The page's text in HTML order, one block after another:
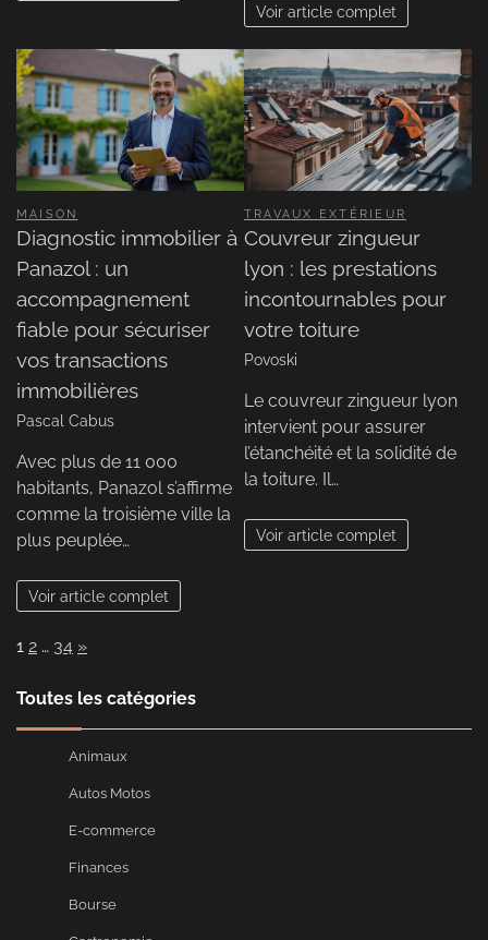
Voir article complet
MAISON
Diagnostic immobilier à
Panazol : un
accompagnement
fiable pour sécuriser
vos transactions
immobilières
Pascal Cabus
Avec plus de 11 000
habitants, Panazol s’affirme
comme la troisième ville la
plus peuplée…
Voir article complet
TRAVAUX EXTÉRIEUR
Couvreur zingueur
lyon : les prestations
incontournables pour
votre toiture
Povoski
Le couvreur zingueur lyon
intervient pour assurer
l’étanchéité et la solidité de
la toiture. Il…
Voir article complet
Page:
1 2 … 34 Next
»
Toutes les catégories
Animaux
Autos Motos
E-commerce
Finances
Bourse